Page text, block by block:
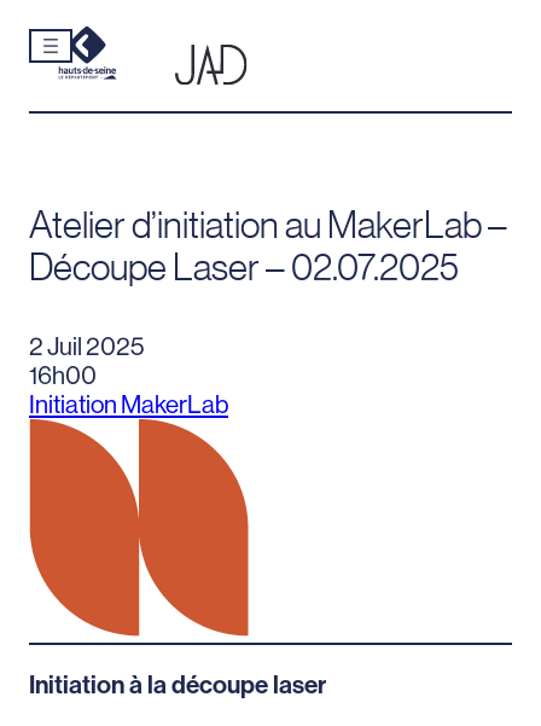
Aller
contenu
Atelier d’initiation au MakerLab –
Découpe Laser – 02.07.2025
2 Juil 2025
16h00
Initiation MakerLab
Initiation à la découpe laser